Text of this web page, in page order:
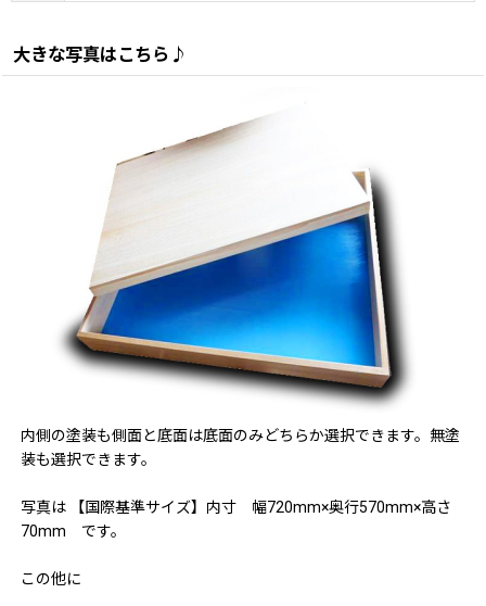
大きな写真はこちら♪
内側の塗装も側面と底面は底面のみどちらか選択できます。無塗
装も選択できます。
写真は 【国際基準サイズ】内寸 幅720mm×奥行570mm×高さ
70mm です。
この他に